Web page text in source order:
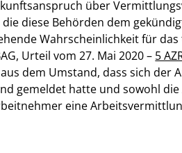
über
diese Behörden dem
Wahrscheinlichkeit für
Urteil vom 27. Mai 2020 – 5
dem Umstand, dass sich der
gemeldet hatte und sowohl
eine